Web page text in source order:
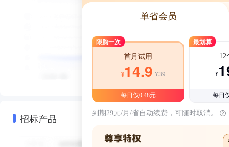
招标产品
单省会员
限购一次
首月试用
¥14.9 ¥39
每日仅0.48元
最划算
12
¥
每日
到期29元/月/省自动续费，可随时取消。